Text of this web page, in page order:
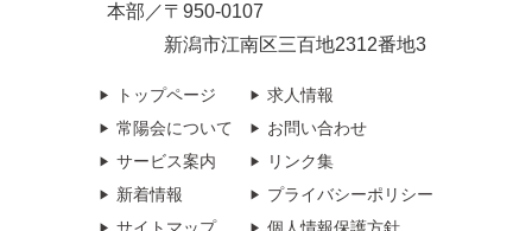
本部／〒950-0107
新潟市江南区三百地2312番地3
トップページ
常陽会について
サービス案内
新着情報
求人情報
お問い合わせ
リンク集
プライバシーポリシー